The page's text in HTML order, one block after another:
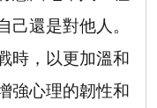
還是對他人。
時，以更加溫和
強心理的韌性和